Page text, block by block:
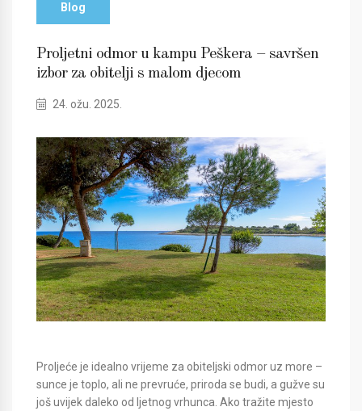
Blog
Proljetni odmor u kampu Peškera – savršen
izbor za obitelji s malom djecom
24. ožu. 2025.
Proljeće je idealno vrijeme za obiteljski odmor uz more –
sunce je toplo, ali ne prevruće, priroda se budi, a gužve su
još uvijek daleko od ljetnog vrhunca. Ako tražite mjesto